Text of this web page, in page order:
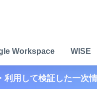
Workspace WISE
利用して検証した一次